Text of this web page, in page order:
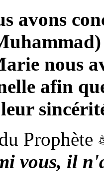
avons
nous
afin
Prophète
vous, il